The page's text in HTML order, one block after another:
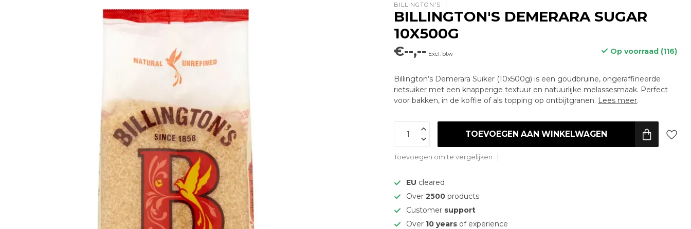
BILLINGTON'S
BILLINGTON'S DEMERARA SUGAR
10X500G
€--,-- Excl. btw Op voorraad (116)
Billington’s Demerara Suiker (10x500g) is een goudbruine, ongeraffineerde
rietsuiker met een knapperige textuur en natuurlijke melassesmaak. Perfect
voor bakken, in de koffie of als topping op ontbijtgranen. Lees meer.
TOEVOEGEN AAN WINKELWAGEN
Toevoegen om te vergelijken
EU cleared
Over2500products
Customer support
Over 10 years of experience